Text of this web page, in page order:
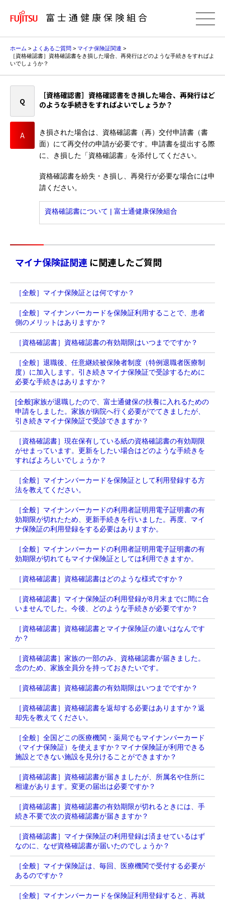
富士通健康保険組合
ホーム > よくあるご質問 > マイナ保険証関連 >
［資格確認書］資格確認書をき損した場合、再発行はどのような手続きをすればよ
いでしょうか？
［資格確認書］資格確認書をき損した場合、再発行はど
のような手続きをすればよいでしょうか？
き損された場合は、資格確認書（再）交付申請書（書
面）にて再交付の申請が必要です。申請書を提出する際
に、き損した「資格確認書」を添付してください。
資格確認書を紛失・き損し、再発行が必要な場合には申
請ください。
資格確認書について | 富士通健康保険組合
マイナ保険証関連に関連したご質問
［全般］マイナ保険証とは何ですか？
［全般］マイナンバーカードを保険証利用することで、患者
側のメリットはありますか？
［資格確認書］資格確認書の有効期限はいつまでですか？
［全般］退職後、任意継続被保険者制度（特例退職者医療制
度）に加入します。引き続きマイナ保険証で受診するために
必要な手続きはありますか？
[全般]家族が退職したので、富士通健保の扶養に入れるための
申請をしました。家族が病院へ行く必要がでてきましたが、
引き続きマイナ保険証で受診できますか？
［資格確認書］現在保有している紙の資格確認書の有効期限
がせまっています。更新をしたい場合はどのような手続きを
すればよろしいでしょうか？
［全般］マイナンバーカードを保険証として利用登録する方
法を教えてください。
［全般］マイナンバーカードの利用者証明用電子証明書の有
効期限が切れたため、更新手続きを行いました。再度、マイ
ナ保険証の利用登録をする必要はありますか。
［全般］マイナンバーカードの利用者証明用電子証明書の有
効期限が切れてもマイナ保険証としては利用できますか。
［資格確認書］資格確認書はどのような様式ですか？
［資格確認書］マイナ保険証の利用登録が8月末までに間に合
いませんでした。今後、どのような手続きが必要ですか？
［資格確認書］資格確認書とマイナ保険証の違いはなんです
か？
［資格確認書］家族の一部のみ、資格確認書が届きました。
念のため、家族全員分を持っておきたいです。
［資格確認書］資格確認書の有効期限はいつまでですか？
［資格確認書］資格確認書を返却する必要はありますか？返
却先を教えてください。
［全般］全国どこの医療機関・薬局でもマイナンバーカード
（マイナ保険証）を使えますか？マイナ保険証が利用できる
施設とできない施設を見分けることができますか？
［資格確認書］資格確認書が届きましたが、所属名や住所に
相違があります。変更の届出は必要ですか？
［資格確認書］資格確認書の有効期限が切れるときには、手
続き不要で次の資格確認書が届きますか？
［資格確認書］マイナ保険証の利用登録は済ませているはず
なのに、なぜ資格確認書が届いたのでしょうか？
［全般］マイナ保険証は、毎回、医療機関で受付する必要が
あるのですか？
［全般］マイナンバーカードを保険証利用登録すると、再就